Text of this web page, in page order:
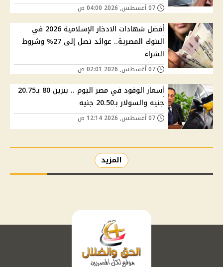
أفضل شهادات الادخار الإسلامية 2026 في
البنوك المصرية.. عوائد تصل إلى 27% وشروط
الشراء
أسعار الوقود في مصر اليوم .. بنزين 80 بـ20.75
جنيه والسولار بـ20.50 جنيه
المزيد